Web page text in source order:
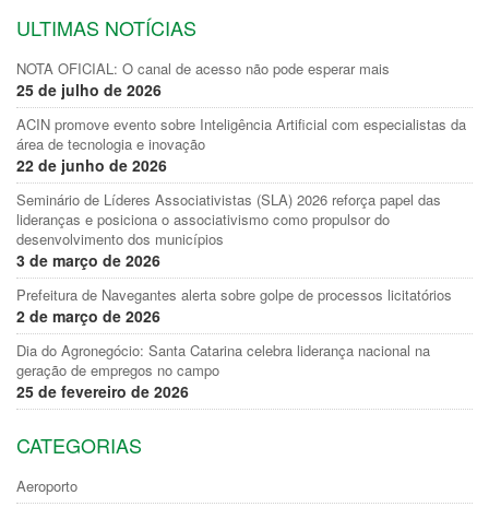
ULTIMAS NOTÍCIAS
NOTA OFICIAL: O canal de acesso não pode esperar mais
25 de julho de 2026
ACIN promove evento sobre Inteligência Artificial com especialistas da
área de tecnologia e inovação
22 de junho de 2026
Seminário de Líderes Associativistas (SLA) 2026 reforça papel das
lideranças e posiciona o associativismo como propulsor do
desenvolvimento dos municípios
3 de março de 2026
Prefeitura de Navegantes alerta sobre golpe de processos licitatórios
2 de março de 2026
Dia do Agronegócio: Santa Catarina celebra liderança nacional na
geração de empregos no campo
25 de fevereiro de 2026
CATEGORIAS
Aeroporto